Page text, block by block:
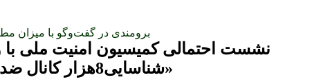
برومندی در گفت‌وگو با میزان
نشست احتمالی کمیسیون امنیت ملی با
«شناسایی8هزار کانال ضد امنیتی »